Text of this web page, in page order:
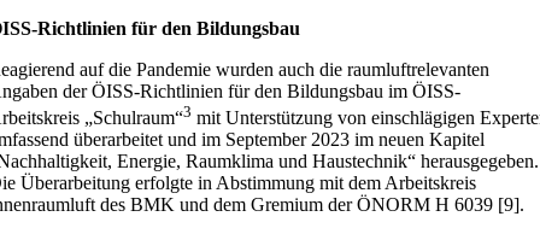
Richtlinien für den Bildungsbau
auf die Pandemie wurden auch die raumluftrelevanten
der ÖISS-Richtlinien für den Bildungsbau im ÖISS-
„Schulraum“3 mit Unterstützung von einschlägigen
überarbeitet und im September 2023 im neuen Kapitel
Energie, Raumklima und Haustechnik“ herausgegeben.
Überarbeitung erfolgte in Abstimmung mit dem Arbeitskreis
des BMK und dem Gremium der ÖNORM H 6039 [9].